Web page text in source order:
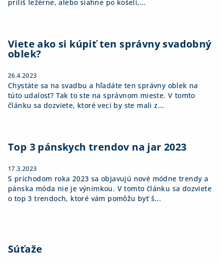
príliš ležérne, alebo siahne po košeli,...
Viete ako si kúpiť ten správny svadobný
oblek?
26.4.2023
Chystáte sa na svadbu a hľadáte ten správny oblek na
túto udalosť? Tak to ste na správnom mieste. V tomto
článku sa dozviete, ktoré veci by ste mali z...
Top 3 pánskych trendov na jar 2023
17.3.2023
S príchodom roka 2023 sa objavujú nové módne trendy a
pánska móda nie je výnimkou. V tomto článku sa dozviete
o top 3 trendoch, ktoré vám pomôžu byť š...
Súťaže